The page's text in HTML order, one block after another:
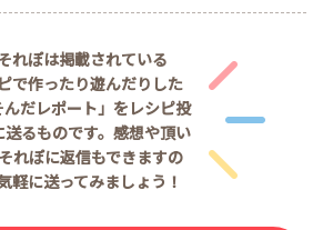
れぽは掲載されている
で作ったり遊んだりした
んだレポート」をレシピ投
るものです。 感想や頂い
れぽに返信もできますの
軽に送ってみましょう！